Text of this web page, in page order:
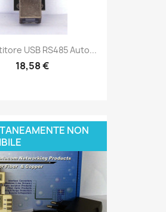
USB RS485 Auto...
18,58 €
NON